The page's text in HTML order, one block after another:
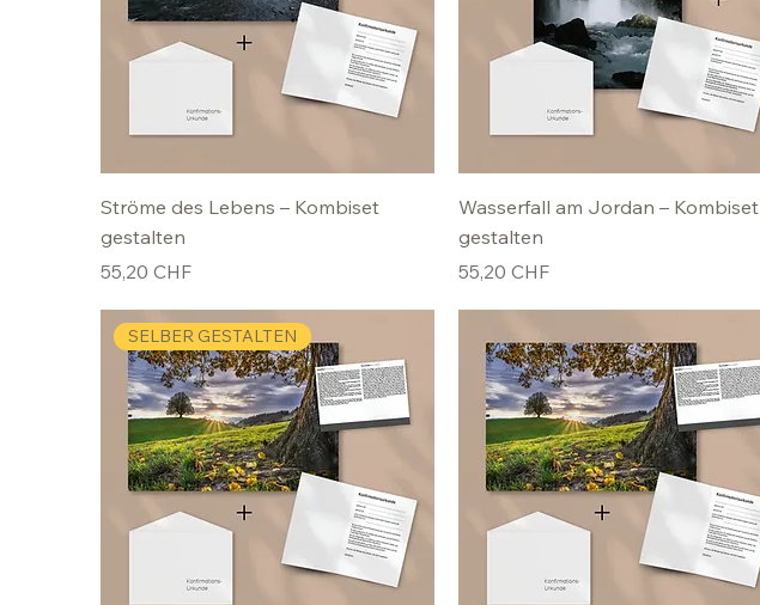
Ströme des Lebens – Kombiset
gestalten
Preis
55,20 CHF
Wasserfall am Jordan – Kombiset
gestalten
Preis
55,20 CHF
SELBER GESTALTEN